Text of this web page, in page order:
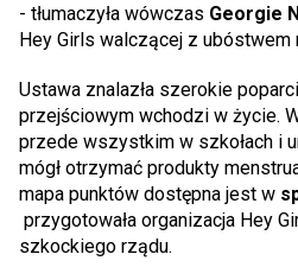
- tłumaczyła wówczas Georgie
Hey Girls walczącej z ubóstwem
Ustawa znalazła szerokie
przejściowym wchodzi w życie.
przede wszystkim w szkołach i
mógł otrzymać produkty
mapa punktów dostępna jest w
przygotowała organizacja Hey
szkockiego rządu.